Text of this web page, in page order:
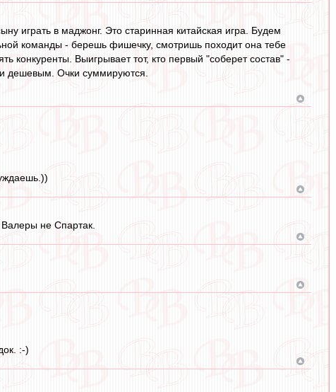
играть в маджонг. Это старинная китайская игра. Будем
команды - берешь фишечку, смотришь походит она тебе
конкуренты. Выигрывает тот, кто первый "соберет состав" -
дешевым. Очки суммируются.
не Спартак.
:-)